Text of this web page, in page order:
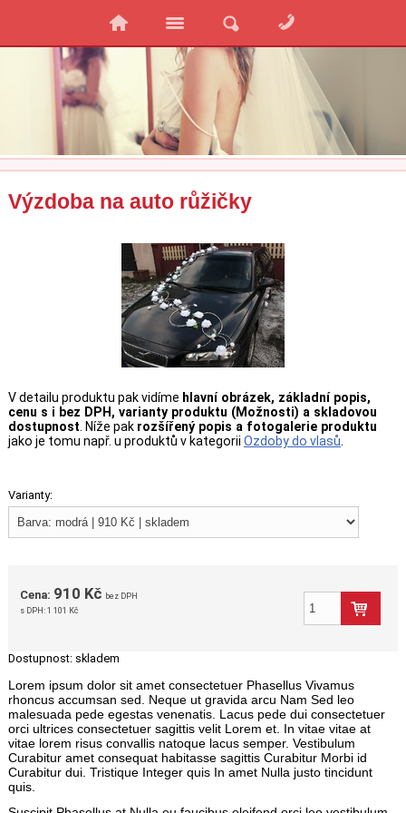
Výzdoba na auto růžičky
V detailu produktu pak vidíme hlavní obrázek, základní popis,
cenu s i bez DPH, varianty produktu (Možnosti) a skladovou
dostupnost. Níže pak rozšířený popis a fotogalerie produktu
jako je tomu např. u produktů v kategorii Ozdoby do vlasů.
Varianty:
Cena: 910 Kč bez DPH
s DPH:1 101 Kč
Dostupnost: skladem
Lorem ipsum dolor sit amet consectetuer Phasellus Vivamus
rhoncus accumsan sed. Neque ut gravida arcu Nam Sed leo
malesuada pede egestas venenatis. Lacus pede dui consectetuer
orci ultrices consectetuer sagittis velit Lorem et. In vitae vitae at
vitae lorem risus convallis natoque lacus semper. Vestibulum
Curabitur amet consequat habitasse sagittis Curabitur Morbi id
Curabitur dui. Tristique Integer quis In amet Nulla justo tincidunt
quis.